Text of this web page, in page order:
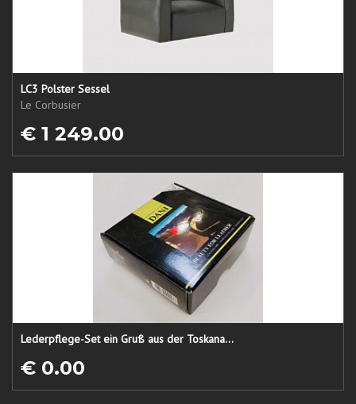
LC3 Polster Sessel
Le Corbusier
€ 1 249.00
Lederpflege-Set ein Gruß aus der Toskana...
€ 0.00